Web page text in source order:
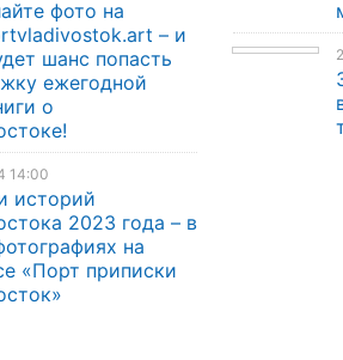
фото на
– и
шанс попасть
ежегодной
о
14:00
историй
2023 года – в
на
«Порт приписки